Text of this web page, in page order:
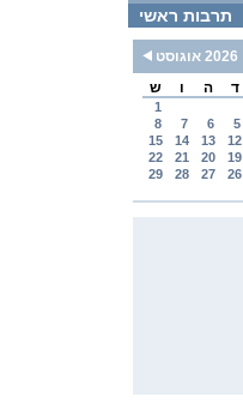
תרבות ראשי
2026 אוגוסט
ד ה ו ש
1
5
6
7
8
12
13
14
15
19
20
21
22
26
27
28
29